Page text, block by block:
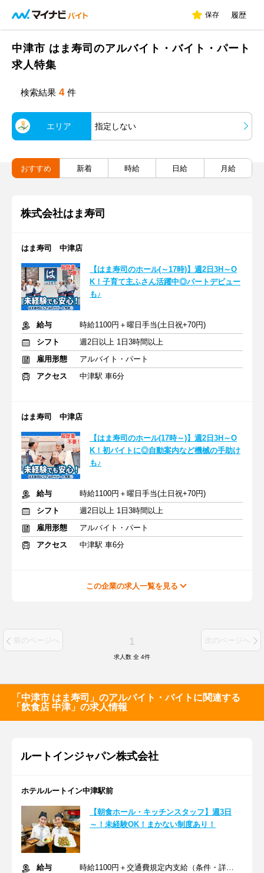
保存 履歴
中津市 はま寿司のアルバイト・バイト・パート
求人特集
検索結果 4 件
エリア 指定しない
おすすめ 新着 時給 日給 月給
株式会社はま寿司
はま寿司 中津店
【はま寿司のホール(～17時)】週2日3H～O
K！子育て主ふさん活躍中◎パートデビュー
も♪
給与
時給1100円＋曜日手当(土日祝+70円)
シフト
週2日以上 1日3時間以上
雇用形態
アルバイト・パート
アクセス
中津駅 車6分
はま寿司 中津店
【はま寿司のホール(17時～)】週2日3H～O
K！初バイトに◎自動案内など機械の手助け
も♪
給与
時給1100円＋曜日手当(土日祝+70円)
シフト
週2日以上 1日3時間以上
雇用形態
アルバイト・パート
アクセス
中津駅 車6分
この企業の求人一覧を見る
前のページへ 1 次のページへ
求人数 全 4件
「中津市 はま寿司」のアルバイト・バイトに関連する
「飲食店 中津」の求人情報
ルートインジャパン株式会社
ホテルルートイン中津駅前
【朝食ホール・キッチンスタッフ】週3日
～！未経験OK！まかない制度あり！
給与
時給1100円＋交通費規定内支給（条件・詳細は面接にて）